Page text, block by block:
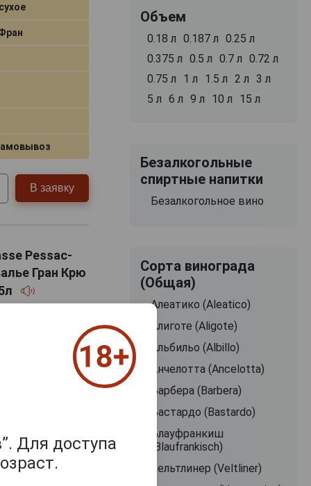
В заявку
Pessac-
Гран Крю
Объем
0.18 л 0.187 л 0.25 л
0.375 л 0.5 л 0.7 л 0.72 л
0.75 л
1 л 1.5 л 2 л 3 л
5 л 6 л 9 л 10 л 15 л
Безалкогольные
спиртные напитки
Безалкогольное вино
Сорта винограда
(Общая)
Алеатико (Aleatico)
Алиготе (Aligote)
Альбильо (Albillo)
Анчелотта (Ancelotta)
Барбера (Barbera)
Бастардо (Bastardo)
Блауфранкиш
(Blaufrankisch)
Вельтлинер (Veltliner)
Для доступа